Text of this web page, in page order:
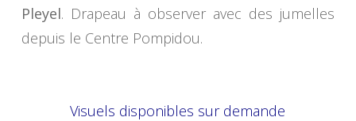
Pleyel. Drapeau à observer avec des jumelles
depuis le Centre Pompidou.
Visuels disponibles sur demande